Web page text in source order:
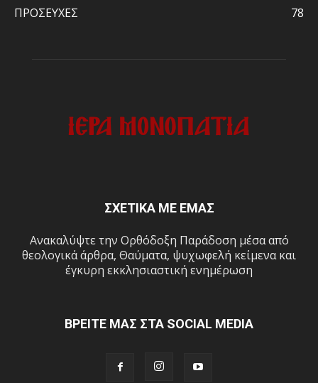
ΠΡΟΣΕΥΧΕΣ
78
ΣΧΕΤΙΚΑ ΜΕ ΕΜΑΣ
Ανακαλύψτε την Ορθόδοξη Παράδοση μέσα από
θεολογικά άρθρα, Θαύματα, ψυχωφελή κείμενα και
έγκυρη εκκλησιαστική ενημέρωση
ΒΡΕΙΤΕ ΜΑΣ ΣΤΑ SOCIAL MEDIA